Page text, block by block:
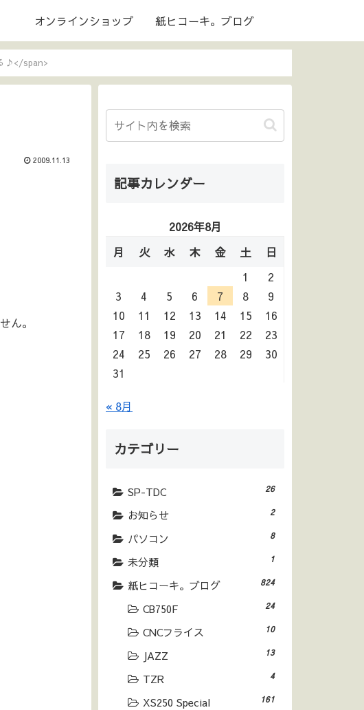
オンラインショップ 紙ヒコーキ。ブログ
♪</span>
2009.11.13
ん。
記事カレンダー
2026年8月
月
火 水 木 金 土
日
1
2
3
4 5 6 7 8
9
10
11 12 13 14 15
16
17
18 19 20 21 22
23
24
25 26 27 28 29
30
31
« 8月
カテゴリー
SP-TDC 26
お知らせ 2
パソコン 8
未分類 1
紙ヒコーキ。ブログ 824
CB750F 24
CNCフライス 10
JAZZ 13
TZR 4
XS250 Special 161